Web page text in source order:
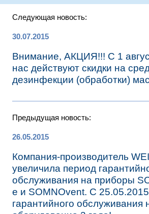
Следующая новость:
30.07.2015
Внимание, АКЦИЯ!!! С 1
нас действуют скидки на
дезинфекции (обработки)
Предыдущая новость:
26.05.2015
Компания-производитель
увеличила период
обслуживания на приборы
e и SOMNOvent. С
гарантийного обслуживания